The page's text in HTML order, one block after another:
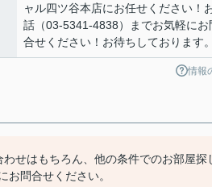
ャル四ツ谷本店にお任せください！
話（03-5341-4838）までお気軽にお
合せください！お待ちしております。
情報
せはもちろん、他の条件でのお部屋探
問合せください。